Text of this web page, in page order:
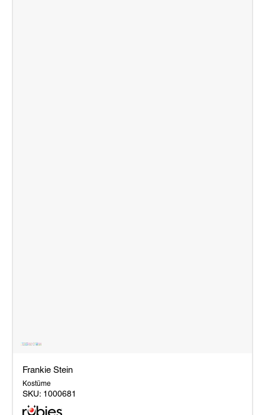
Frankie Stein
Kostüme
SKU: 1000681